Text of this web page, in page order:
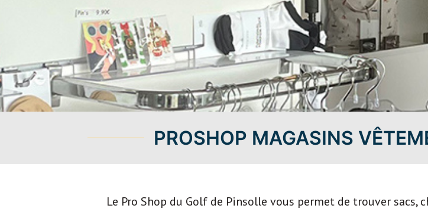
PROSHOP MAGASINS
Le Pro Shop du Golf de Pinsolle vous permet de trouver sacs,